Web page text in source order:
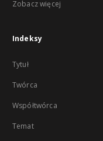
Zobacz więcej
Indeksy
Tytuł
Twórca
Współtwórca
Temat